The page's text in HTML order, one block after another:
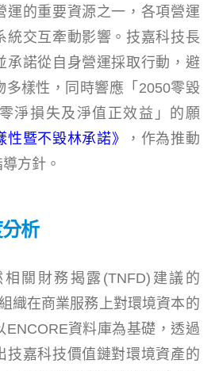
運的重要資源之一，各項營運
統交互牽動影響。技嘉科技長
承諾從自身營運採取行動，避
多樣性，同時響應「2050零毀
淨損失及淨值正效益」的願
性暨不毀林承諾》
，作為推動
方針。
析
關財務揭露(TNFD)建議的
織在商業服務上對環境資本的
ENCORE資料庫為基礎，透過
技嘉科技價值鏈對環境資產的